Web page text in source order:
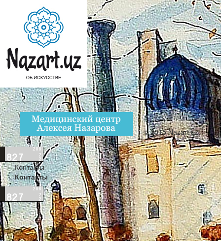
© 2015 Nazart.uz
Контакты
Контакты